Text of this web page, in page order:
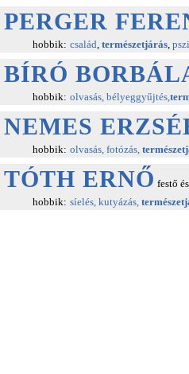
PERGER
hobbik: család, természetjárás,
BÍRÓ
hobbik: olvasás, bélyeggyűjtés,
NEMES
hobbik: olvasás, fotózás,
TÓTH ERNŐ festő
hobbik: síelés, kutyázás,